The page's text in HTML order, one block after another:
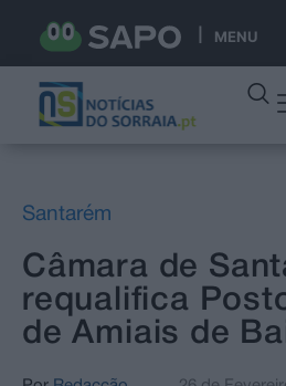
MENU
Santarém
Câmara de
requalifica
de Amiais de